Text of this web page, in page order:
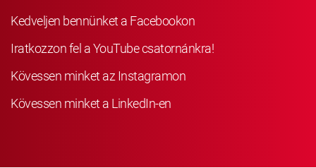
Kedveljen bennünket a Facebookon
Iratkozzon fel a YouTube csatornánkra!
Kövessen minket az Instagramon
Kövessen minket a LinkedIn-en